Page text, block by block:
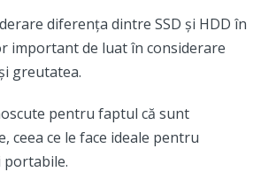
diferența dintre SSD și HDD în
important de luat în considerare
greutatea.
pentru faptul că sunt
ceea ce le face ideale pentru